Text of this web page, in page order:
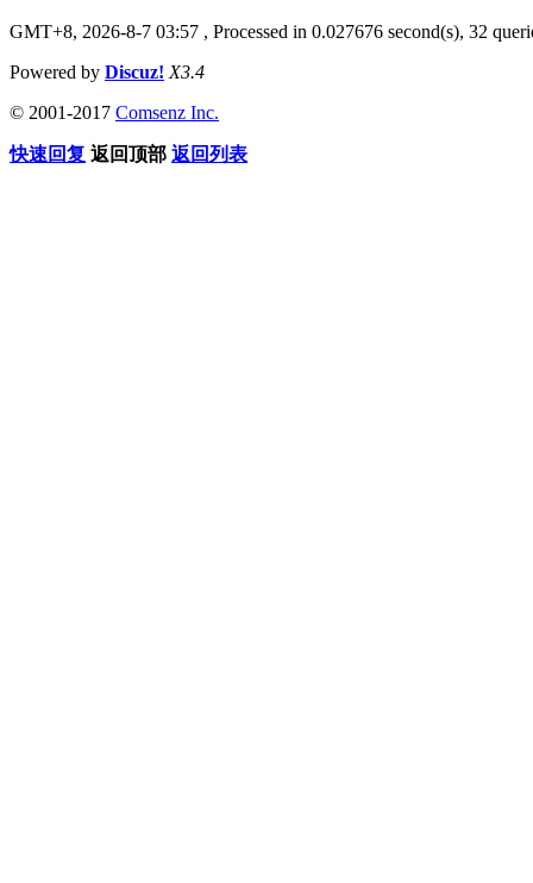
GMT+8, 2026-8-7 03:57 , Processed in 0.027676 second(s), 32
Powered by Discuz! X3.4
© 2001-2017 Comsenz Inc.
快速回复 返回顶部 返回列表